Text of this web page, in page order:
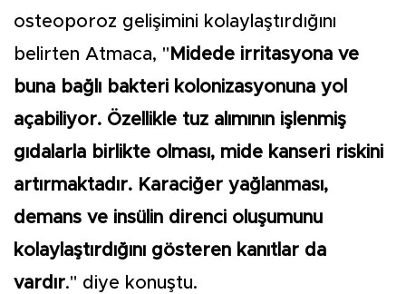
osteoporoz gelişimini kolaylaştırdığını
belirten Atmaca, " Midede irritasyona ve
buna bağlı bakteri kolonizasyonuna yol
açabiliyor. Özellikle tuz alımının işlenmiş
gıdalarla birlikte olması, mide kanseri riskini
artırmaktadır. Karaciğer yağlanması,
demans ve insülin direnci oluşumunu
kolaylaştırdığını gösteren kanıtlar da
vardır." diye konuştu.